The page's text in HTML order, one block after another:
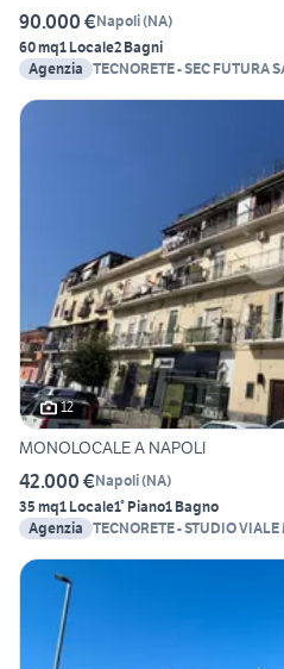
90.000 €Napoli(NA)
60 mq1 Locale2 Bagni
Agenzia TECNORETE - SEC FUTURA
12
MONOLOCALE A NAPOLI
42.000 €Napoli(NA)
35 mq1 Locale1° Piano1 Bagno
Agenzia TECNORETE - STUDIO